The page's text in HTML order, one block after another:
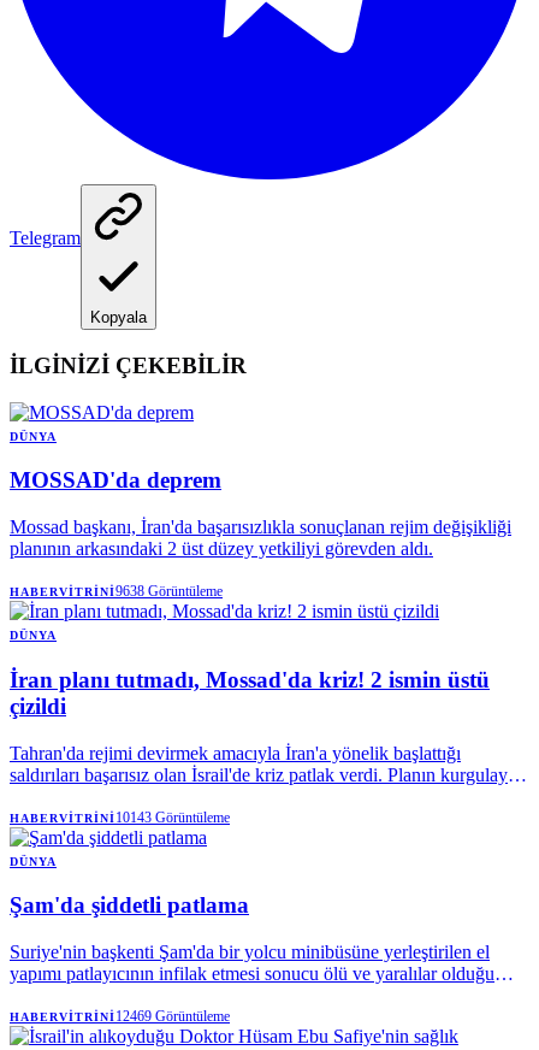
Telegram
Kopyala
İLGİNİZİ ÇEKEBİLİR
DÜNYA
MOSSAD'da deprem
Mossad başkanı, İran'da başarısızlıkla sonuçlanan rejim değişikliği
planının arkasındaki 2 üst düzey yetkiliyi görevden aldı.
HABERVITRINI9638 Görüntüleme
DÜNYA
İran planı tutmadı, Mossad'da kriz! 2 ismin üstü
çizildi
Tahran'da rejimi devirmek amacıyla İran'a yönelik başlattığı
saldırıları başarısız olan İsrail'de kriz patlak verdi. Planın kurgulayan
HABERVITRINI10143 Görüntüleme
DÜNYA
Şam'da şiddetli patlama
Suriye'nin başkenti Şam'da bir yolcu minibüsüne yerleştirilen el
yapımı patlayıcının infilak etmesi sonucu ölü ve yaralılar olduğu
HABERVITRINI12469 Görüntüleme